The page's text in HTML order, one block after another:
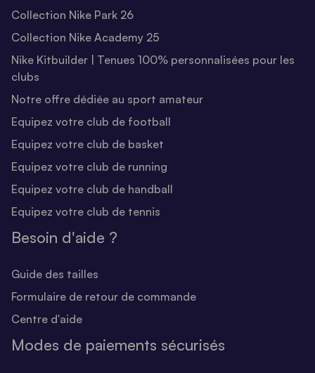
Collection Nike Park 26
Collection Nike Academy 25
Nike Kitbuilder | Tenues 100% personnalisées pour les
clubs
Notre offre dédiée au sport amateur
Equipez votre club de football
Equipez votre club de basket
Equipez votre club de running
Equipez votre club de handball
Equipez votre club de tennis
Besoin d'aide ?
Guide des tailles
Formulaire de retour de commande
Centre d'aide
Modes de paiements sécurisés